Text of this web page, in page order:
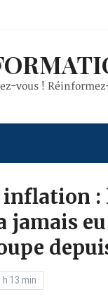
vous !
:
jamais
h 13 min